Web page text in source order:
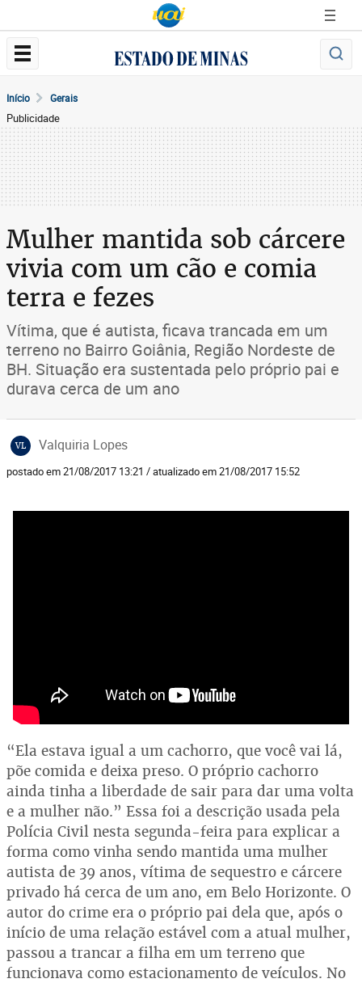
Início Gerais
Publicidade
Mulher mantida sob cárcere
vivia com um cão e comia
terra e fezes
Vítima, que é autista, ficava trancada em um
terreno no Bairro Goiânia, Região Nordeste de
BH. Situação era sustentada pelo próprio pai e
durava cerca de um ano
VL Valquiria Lopes
postado em 21/08/2017 13:21 / atualizado em 21/08/2017 15:52
“Ela estava igual a um cachorro, que você vai lá,
põe comida e deixa preso. O próprio cachorro
ainda tinha a liberdade de sair para dar uma volta
e a mulher não.” Essa foi a descrição usada pela
Polícia Civil nesta segunda-feira para explicar a
forma como vinha sendo mantida uma mulher
autista de 39 anos, vítima de sequestro e cárcere
privado há cerca de um ano, em Belo Horizonte. O
autor do crime era o próprio pai dela que, após o
início de uma relação estável com a atual mulher,
passou a trancar a filha em um terreno que
funcionava como estacionamento de veículos. No